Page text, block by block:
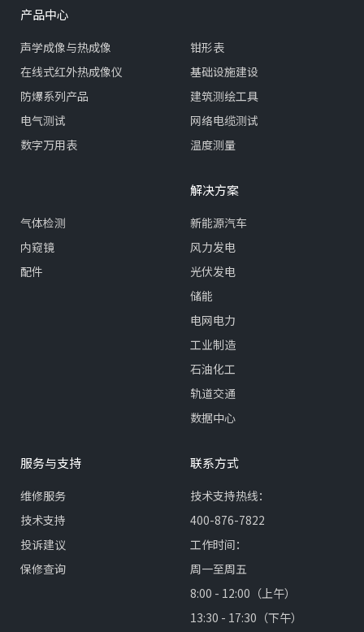
产品中心
声学成像与热成像
在线式红外热成像仪
防爆系列产品
电气测试
数字万用表
钳形表
基础设施建设
建筑测绘工具
网络电缆测试
温度测量
气体检测
内窥镜
配件
解决方案
新能源汽车
风力发电
光伏发电
储能
电网电力
工业制造
石油化工
轨道交通
数据中心
服务与支持
维修服务
技术支持
投诉建议
保修查询
联系方式
技术支持热线：
400-876-7822
工作时间：
周一至周五
8:00 - 12:00（上午）
13:30 - 17:30（下午）